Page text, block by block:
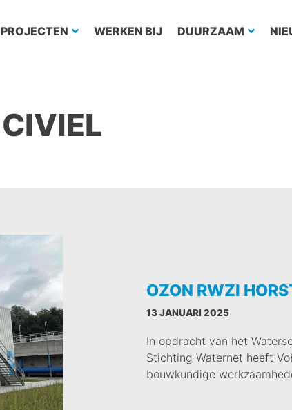
PROJECTEN WERKEN BIJ DUURZAAM
CIVIEL
OZON RWZI
13 JANUARI 2025
In opdracht van het
Stichting Waternet heeft
bouwkundige